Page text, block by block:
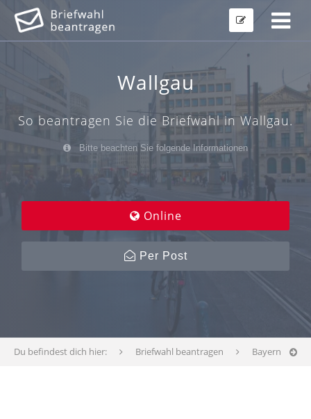
Wallgau
So beantragen Sie die Briefwahl in Wallgau.
Bitte beachten Sie folgende Informationen
Online
Per Post
Du befindest dich hier: Briefwahl beantragen Bayern